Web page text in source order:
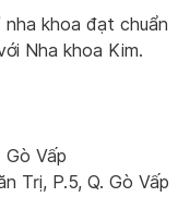
khoa đạt chuẩn
Nha khoa Kim.
Gò Vấp
Trị, P.5, Q. Gò Vấp